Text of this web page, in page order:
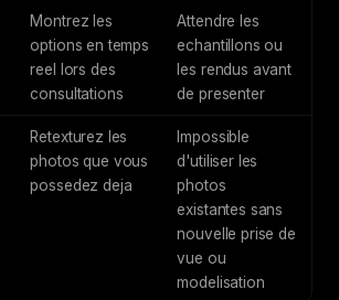
Montrez les
options en temps
reel lors des
consultations
Attendre les
echantillons ou
les rendus avant
de presenter
Retexturez les
photos que vous
possedez deja
Impossible
d'utiliser les
photos
existantes sans
nouvelle prise de
vue ou
modelisation